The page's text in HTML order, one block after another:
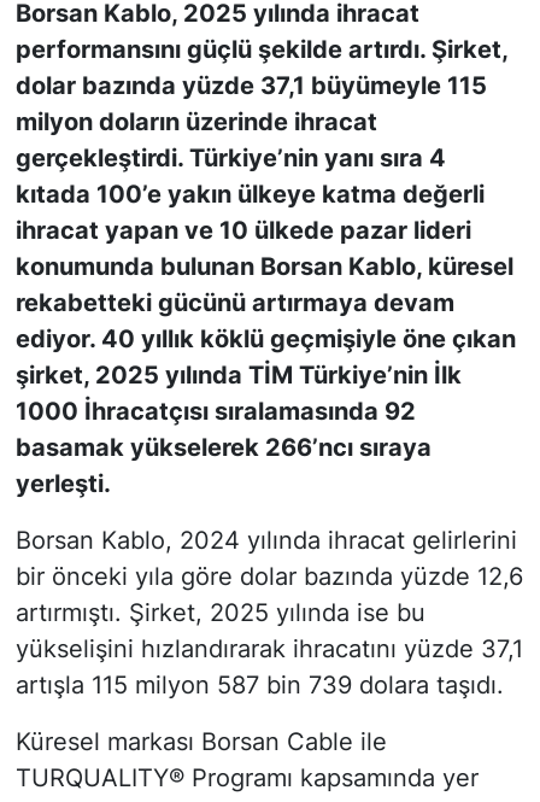
Borsan Kablo, 2025 yılında ihracat
performansını güçlü şekilde artırdı. Şirket,
dolar bazında yüzde 37,1 büyümeyle 115
milyon doların üzerinde ihracat
gerçekleştirdi. Türkiye’nin yanı sıra 4
kıtada 100’e yakın ülkeye katma değerli
ihracat yapan ve 10 ülkede pazar lideri
konumunda bulunan Borsan Kablo, küresel
rekabetteki gücünü artırmaya devam
ediyor. 40 yıllık köklü geçmişiyle öne çıkan
şirket, 2025 yılında TİM Türkiye’nin İlk
1000 İhracatçısı sıralamasında 92
basamak yükselerek 266’ncı sıraya
yerleşti.
Borsan Kablo, 2024 yılında ihracat gelirlerini
bir önceki yıla göre dolar bazında yüzde 12,6
artırmıştı. Şirket, 2025 yılında ise bu
yükselişini hızlandırarak ihracatını yüzde 37,1
artışla 115 milyon 587 bin 739 dolara taşıdı.
Küresel markası Borsan Cable ile
TURQUALITY® Programı kapsamında yer
KONGRE TAKVİMİ
RÖPORTAJLAR
BİYOGRAFİLER